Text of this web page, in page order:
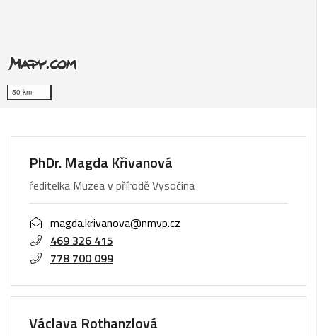
50 km
PhDr. Magda Křivanová
ředitelka Muzea v přírodě Vysočina
magda.krivanova@nmvp.cz
469 326 415
778 700 099
Václava Rothanzlová